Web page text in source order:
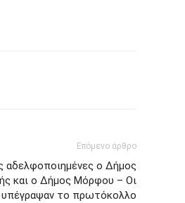
Επόμενο άρθρο
αδελφοποιημένες ο Δήμος
και ο Δήμος Μόρφου – Οι
υπέγραψαν το πρωτόκολλο